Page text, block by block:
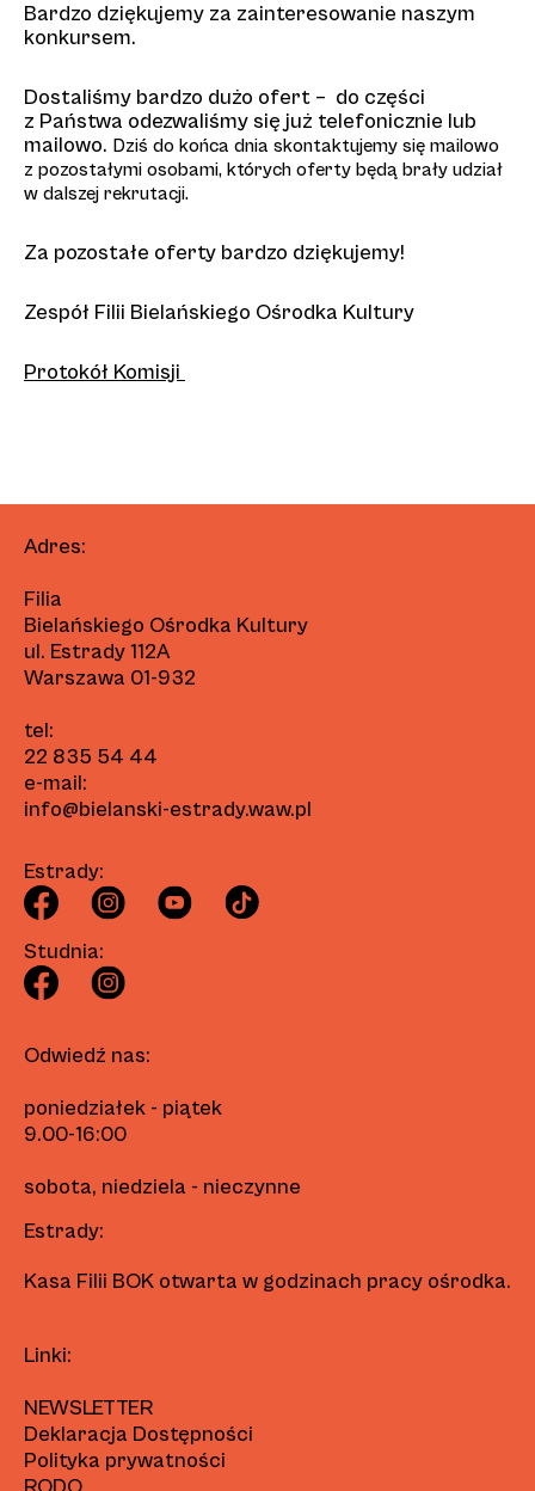
Bardzo dziękujemy za zainteresowanie naszym
konkursem.
Dostaliśmy bardzo dużo ofert – do części
z Państwa odezwaliśmy się już telefonicznie lub
mailowo. Dziś do końca dnia skontaktujemy się mailowo
z pozostałymi osobami, których oferty będą brały udział
w dalszej rekrutacji.
Za pozostałe oferty bardzo dziękujemy!
Zespół Filii Bielańskiego Ośrodka Kultury
Protokół Komisji
Adres:
Filia
Bielańskiego Ośrodka Kultury
ul. Estrady 112A
Warszawa 01-932
tel:
22 835 54 44
e-mail:
info@bielanski-estrady.waw.pl
Estrady:
Studnia:
Odwiedź nas:
poniedziałek - piątek
9.00-16:00
sobota, niedziela - nieczynne
Estrady:
Kasa Filii BOK otwarta w godzinach pracy ośrodka.
Linki:
NEWSLETTER
Deklaracja Dostępności
Polityka prywatności